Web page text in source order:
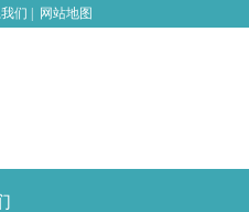
们 网站地图